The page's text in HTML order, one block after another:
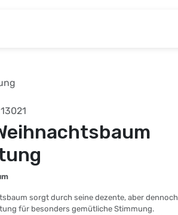
13021
sorgt durch seine dezente, aber dennoch
für besonders gemütliche Stimmung.